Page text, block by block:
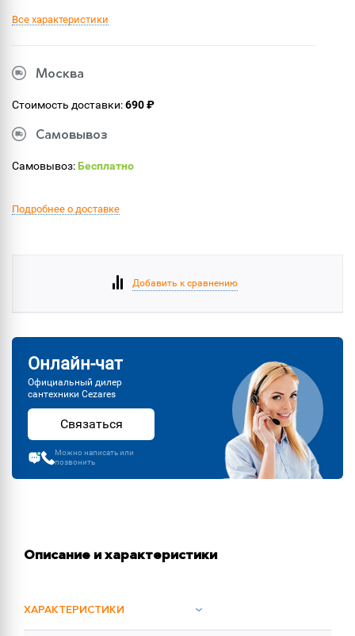
Все характеристики
Москва
Стоимость доставки:690 ₽
Самовывоз
Самовывоз:Бесплатно
Подробнее о доставке
Добавить к сравнению
Онлайн-чат
Официальный дилер
сантехники Cezares
Связаться
Можно написать или
позвонить
Описание и характеристики
ХАРАКТЕРИСТИКИ